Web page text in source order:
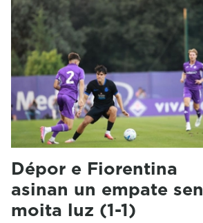
Dépor e Fiorentina
asinan un empate sen
moita luz (1-1)